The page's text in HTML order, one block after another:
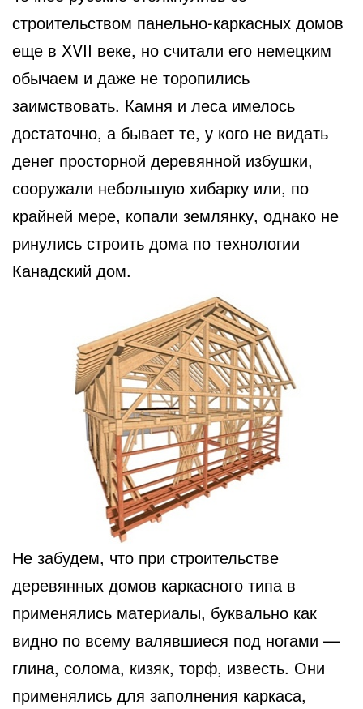
строительством панельно-каркасных домов
еще в XVII веке, но считали его немецким
обычаем и даже не торопились
заимствовать. Камня и леса имелось
достаточно, а бывает те, у кого не видать
денег просторной деревянной избушки,
сооружали небольшую хибарку или, по
крайней мере, копали землянку, однако не
ринулись строить дома по технологии
Канадский дом.
Не забудем, что при строительстве
деревянных домов каркасного типа в
применялись материалы, буквально как
видно по всему валявшиеся под ногами —
глина, солома, кизяк, торф, известь. Они
применялись для заполнения каркаса,